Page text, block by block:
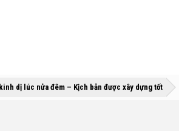
»»
dị lúc nửa đêm – Kịch bản được xây dựng tốt